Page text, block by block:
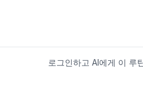
로그인하고 AI에게 이 루